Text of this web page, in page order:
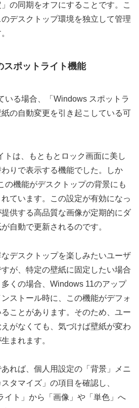
の同期をオフにすることです。こ
デスクトップ環境を独立して管理
ポットライト機能
いる場合、「Windows スポットラ
の自動変更を引き起こしている可
トは、もともとロック画面に美し
りで表示する機能でした。しか
の機能がデスクトップの背景にも
ています。この設定が有効になっ
供する高品質な画像が定期的にダ
自動で更新されるのです。
デスクトップを楽しみたいユーザ
が、特定の壁紙に固定したい場合
くの場合、Windows 11のアップ
ストール時に、この機能がデフォ
ことがあります。そのため、ユー
がなくても、気づけば壁紙が変わ
まれます。
れば、個人用設定の「背景」メニ
タマイズ」の項目を確認し、
イト」から「画像」や「単色」へ